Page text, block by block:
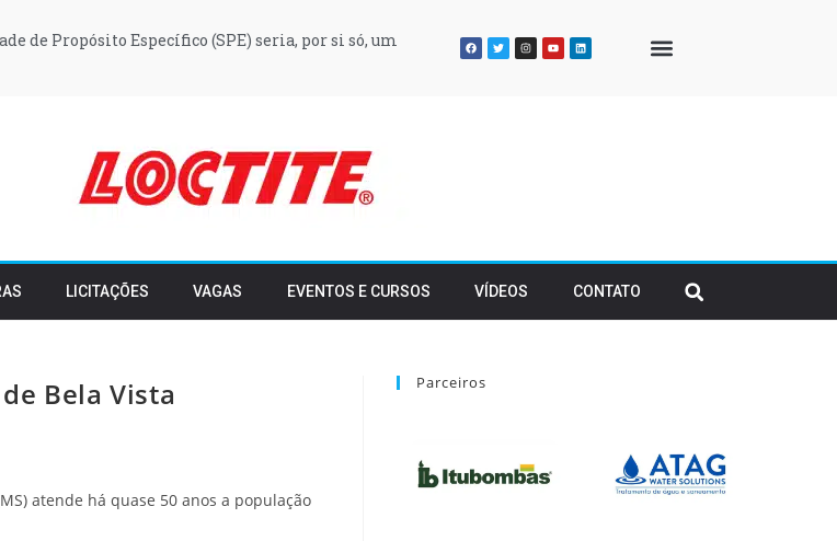
de Propósito Específico (SPE) seria, por si só, um
LICITAÇÕES VAGAS EVENTOS E CURSOS VÍDEOS CONTATO
Bela Vista
atende há quase 50 anos a população
Parceiros